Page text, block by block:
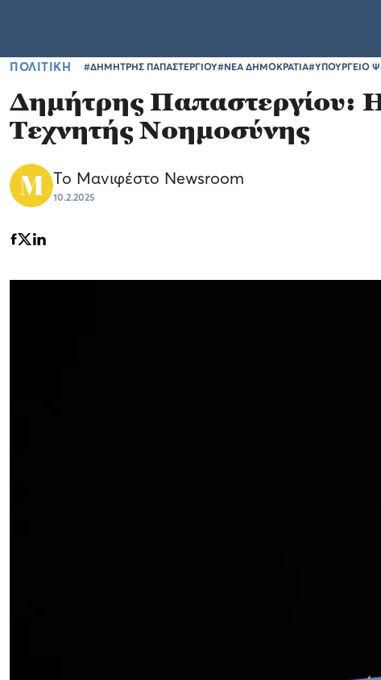
ΠΟΛΙΤΙΚΗ #ΔΗΜΗΤΡΗΣ ΠΑΠΑΣΤΕΡΓΙΟΥ#ΝΕΑ ΔΗΜΟΚΡΑΤΙΑ#ΥΠΟΥΡΓΕΙΟ
Δημήτρης Παπαστεργίου:
Τεχνητής Νοημοσύνης
Το Μανιφέστο Newsroom
10.2.2025